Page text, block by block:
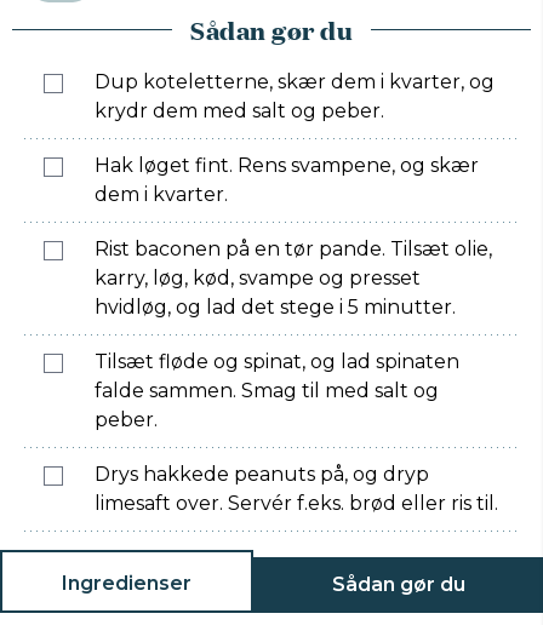
Sådan gør du
Dup koteletterne, skær dem i kvarter, og
krydr dem med salt og peber.
Hak løget fint. Rens svampene, og skær
dem i kvarter.
Rist baconen på en tør pande. Tilsæt olie,
karry, løg, kød, svampe og presset
hvidløg, og lad det stege i 5 minutter.
Tilsæt fløde og spinat, og lad spinaten
falde sammen. Smag til med salt og
peber.
Drys hakkede peanuts på, og dryp
limesaft over. Servér f.eks. brød eller ris til.
Ingredienser Sådan gør du